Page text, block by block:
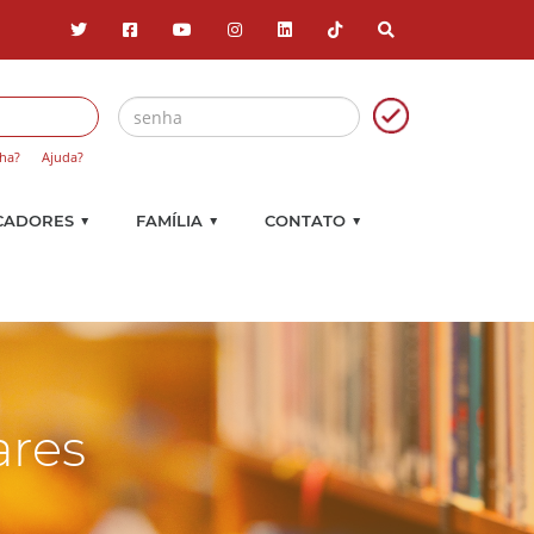
Ajuda?
▼ FAMÍLIA ▼ CONTATO ▼